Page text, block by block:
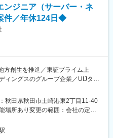
交換。
備強化の提案等
チャンスがあります。自身の頑張
できる柔軟な休暇制度「フレック
働き方と長期就業が可能です。
務職」などでそれぞれのキャリア
ンジニア（サーバー・ネ
件／年休124日◆
方創生を推進／東証プライム上
ィングスのグループ企業／UIJター
割が固定され、顧客の顔が見えな
ませんか。
企業向けに、ITインフラおよび業
す。
秋田県秋田市土崎港東2丁目11-40
場所あり変更の範囲：会社の定め